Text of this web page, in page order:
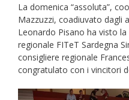
La domenica “assoluta”,
Mazzuzzi, coadiuvato dagli
Leonardo Pisano ha visto
regionale FITeT Sardegna
consigliere regionale
congratulato con i vincitori